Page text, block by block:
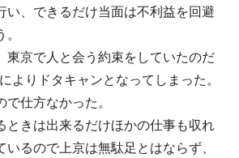
い、できるだけ当面は不利益を回避
京で人と会う約束をしていたのだ
よりドタキャンとなってしまった。
仕方なかった。
きは出来るだけほかの仕事も収れ
いるので上京は無駄足とはならず、